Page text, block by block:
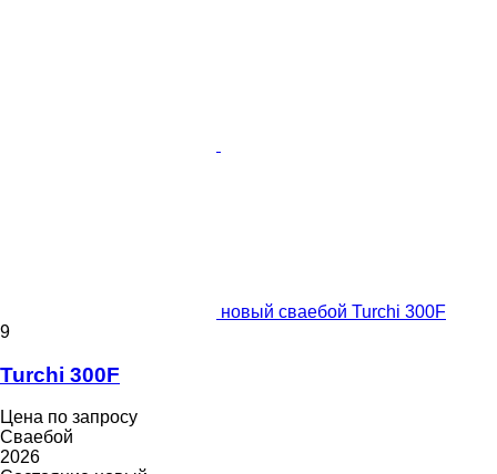
новый сваебой Turchi 300F
9
Turchi 300F
Цена по запросу
Сваебой
2026